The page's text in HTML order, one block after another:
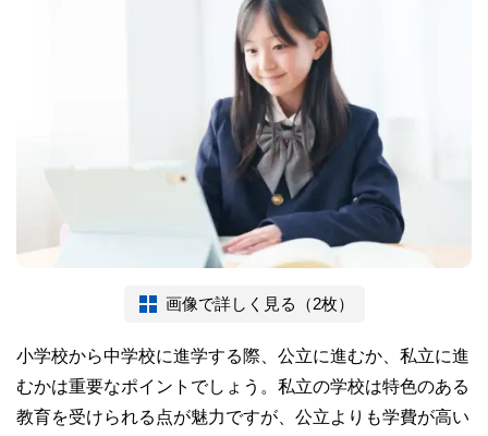
画像で詳しく見る（2枚）
小学校から中学校に進学する際、公立に進むか、私立に進
むかは重要なポイントでしょう。私立の学校は特色のある
教育を受けられる点が魅力ですが、公立よりも学費が高い